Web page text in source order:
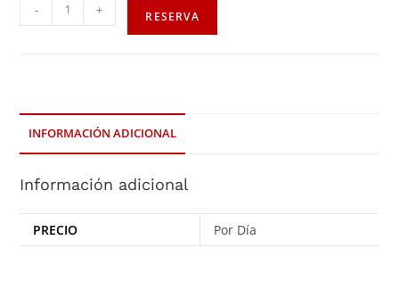
- + RESERVA
INFORMACIÓN ADICIONAL
Información adicional
PRECIO Por Día